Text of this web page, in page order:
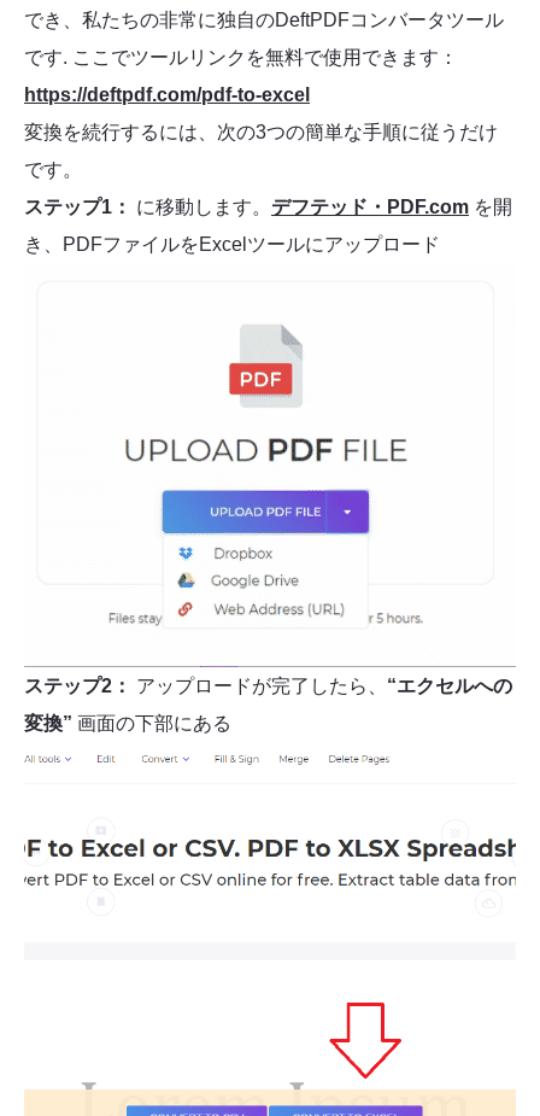
でき、私たちの非常に独自のDeftPDFコンバータツール
です. ここでツールリンクを無料で使用できます：
https://deftpdf.com/pdf-to-excel
変換を続行するには、次の3つの簡単な手順に従うだけ
です。
ステップ1：
に移動します。 デフテッド・PDF.com を開
き、PDFファイルをExcelツールにアップロード
ステップ2： アップロードが完了したら、 “エクセルへの
変換” 画面の下部にある